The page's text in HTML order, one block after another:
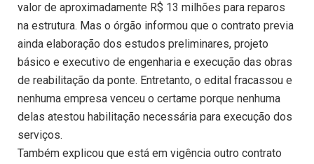
valor de aproximadamente R$ 13 milhões para reparos
na estrutura. Mas o órgão informou que o contrato previa
ainda elaboração dos estudos preliminares, projeto
básico e executivo de engenharia e execução das obras
de reabilitação da ponte. Entretanto, o edital fracassou e
nenhuma empresa venceu o certame porque nenhuma
delas atestou habilitação necessária para execução dos
serviços.
Também explicou que está em vigência outro contrato